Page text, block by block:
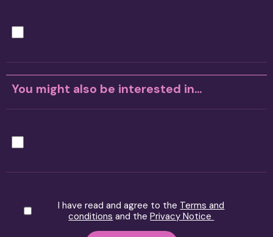
You might also be interested in...
I have read and agree to the Terms and
conditions and thePrivacy Notice